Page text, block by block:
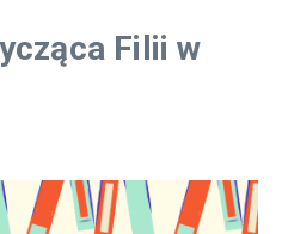
Filii w